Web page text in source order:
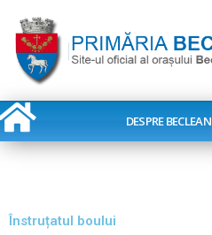
content
DESPRE BECLEAN
Înstruțatul boului